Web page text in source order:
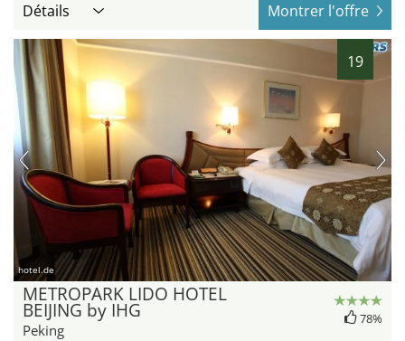
Détails Montrer l'offre
19
hotel.de
METROPARK LIDO HOTEL
BEIJING by IHG
Peking
78%